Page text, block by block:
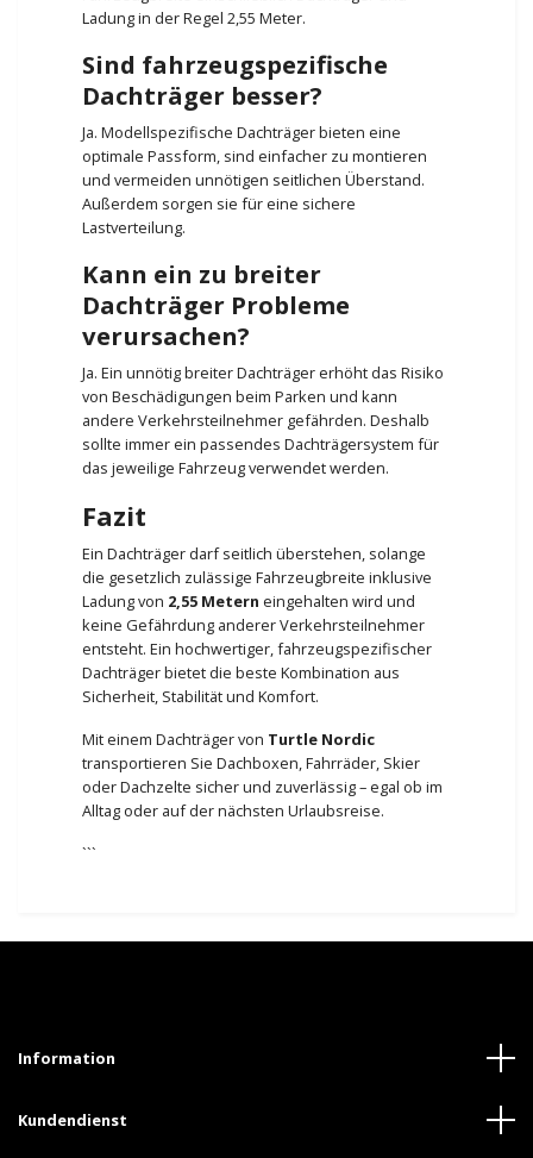
Ladung in der Regel 2,55 Meter.
Sind fahrzeugspezifische
Dachträger besser?
Ja. Modellspezifische Dachträger bieten eine
optimale Passform, sind einfacher zu montieren
und vermeiden unnötigen seitlichen Überstand.
Außerdem sorgen sie für eine sichere
Lastverteilung.
Kann ein zu breiter
Dachträger Probleme
verursachen?
Ja. Ein unnötig breiter Dachträger erhöht das Risiko
von Beschädigungen beim Parken und kann
andere Verkehrsteilnehmer gefährden. Deshalb
sollte immer ein passendes Dachträgersystem für
das jeweilige Fahrzeug verwendet werden.
Fazit
Ein Dachträger darf seitlich überstehen, solange
die gesetzlich zulässige Fahrzeugbreite inklusive
Ladung von 2,55 Metern eingehalten wird und
keine Gefährdung anderer Verkehrsteilnehmer
entsteht. Ein hochwertiger, fahrzeugspezifischer
Dachträger bietet die beste Kombination aus
Sicherheit, Stabilität und Komfort.
Mit einem Dachträger von Turtle Nordic
transportieren Sie Dachboxen, Fahrräder, Skier
oder Dachzelte sicher und zuverlässig – egal ob im
Alltag oder auf der nächsten Urlaubsreise.
```
Information
Kundendienst